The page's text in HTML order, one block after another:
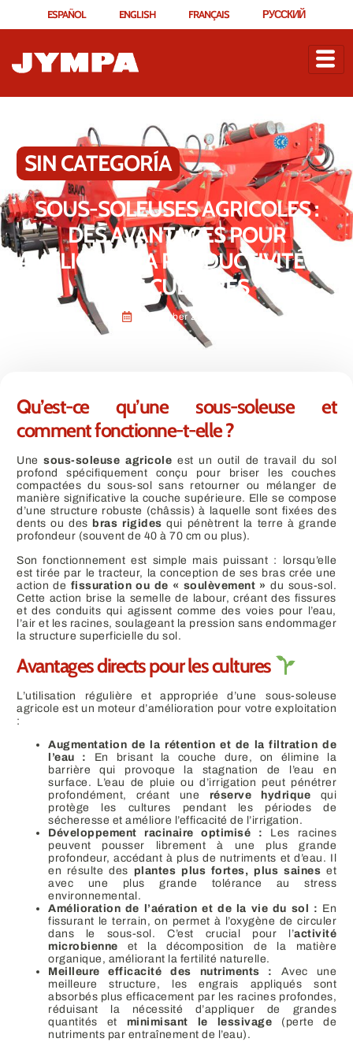
ESPAÑOL ENGLISH FRANÇAIS РУССКИЙ
SIN CATEGORÍA
SOUS-SOLEUSES AGRICOLES :
DES AVANTAGES POUR
AMÉLIORER LA PRODUCTIVITÉ DE
VOS CULTURES
September 25, 2025
Qu’est-ce qu’une sous-soleuse et
comment fonctionne-t-elle ?
Unesous-soleuse agricole est un outil de travail du sol
profond spécifiquement conçu pour briser les couches
compactées du sous-sol sans retourner ou mélanger de
manière significative la couche supérieure. Elle se compose
d’une structure robuste (châssis) à laquelle sont fixées des
dents ou des bras rigides qui pénètrent la terre à grande
profondeur (souvent de 40 à 70 cm ou plus).
Son fonctionnement est simple mais puissant : lorsqu’elle
est tirée par le tracteur, la conception de ses bras crée une
action de fissuration ou de « soulèvement » du sous-sol.
Cette action brise la semelle de labour, créant des fissures
et des conduits qui agissent comme des voies pour l’eau,
l’air et les racines, soulageant la pression sans endommager
la structure superficielle du sol.
Avantages directs pour les cultures
L’utilisation régulière et appropriée d’une sous-soleuse
agricole est un moteur d’amélioration pour votre exploitation
:
Augmentation de la rétention et de la filtration de
l’eau :
En brisant la couche dure, on élimine la
barrière qui provoque la stagnation de l’eau en
surface. L’eau de pluie ou d’irrigation peut pénétrer
profondément, créant une réserve hydrique qui
protège les cultures pendant les périodes de
sécheresse et améliore l’efficacité de l’irrigation.
Développement racinaire optimisé :
Les racines
peuvent pousser librement à une plus grande
profondeur, accédant à plus de nutriments et d’eau. Il
en résulte des plantes plus fortes, plus saines et
avec une plus grande tolérance au stress
environnemental.
Amélioration de l’aération et de la vie du sol : En
fissurant le terrain, on permet à l’oxygène de circuler
dans le sous-sol. C’est crucial pour l’activité
microbienne et la décomposition de la matière
organique, améliorant la fertilité naturelle.
Meilleure efficacité des nutriments :
Avec une
meilleure structure, les engrais appliqués sont
absorbés plus efficacement par les racines profondes,
réduisant la nécessité d’appliquer de grandes
quantités et minimisant le lessivage (perte de
nutriments par entraînement de l’eau).